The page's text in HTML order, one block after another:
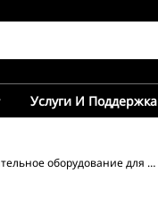
Услуги И Поддержка
Дополнительное оборудование для вил